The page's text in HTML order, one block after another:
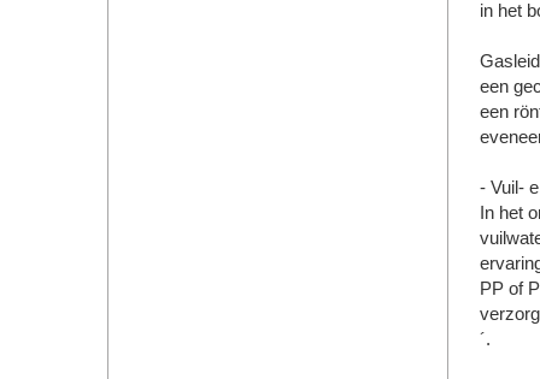
in het
een
een
- Vuil-
In het
PP of
´.